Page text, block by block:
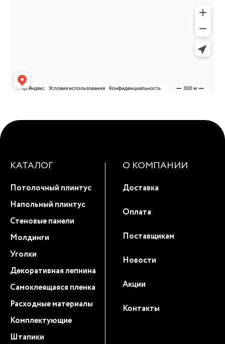
КАТАЛОГ
Потолочный плинтус
Напольный плинтус
Стеновые панели
Молдинги
Уголки
Декоративная лепнина
Самоклеящаяся пленка
Расходные материалы
Комплектующие
Штапики
О КОМПАНИИ
Доставка
Оплата
Поставщикам
Новости
Акции
Контакты